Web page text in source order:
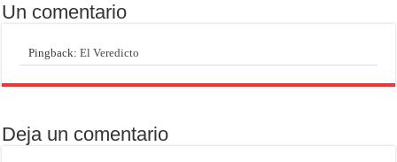
Un comentario
Pingback:El Veredicto
Deja un comentario